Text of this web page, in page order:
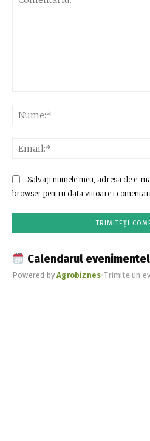
Salvați numele meu, adresa de e-
browser pentru data viitoare i
Calendarul
Powered byAgrobiznes•Trimite un